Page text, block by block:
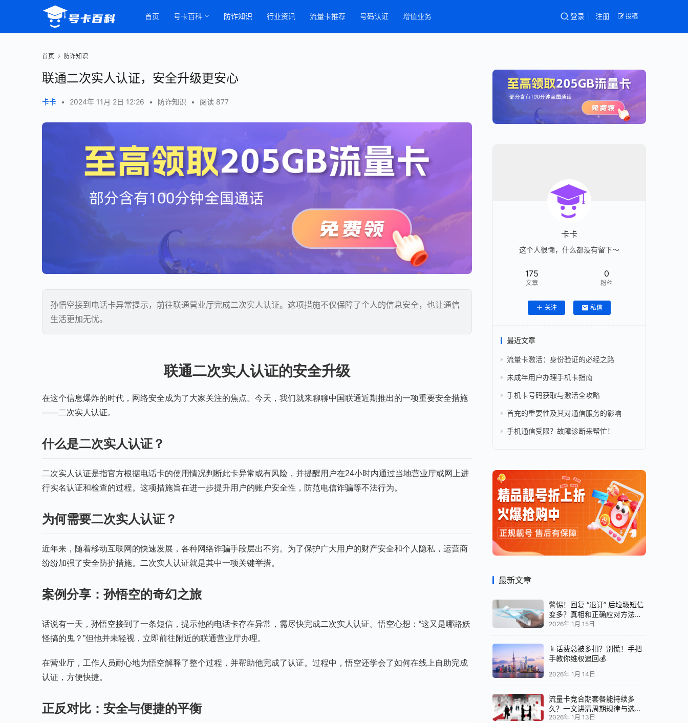
首页 号卡百科 防诈知识 行业资讯 流量卡推荐 号码认证 增值业务 登录 注册 投稿
首页 防诈知识
联通二次实人认证，安全升级更安心
卡卡 • 2024年 11月 2日 12:26 • 防诈知识 • 阅读 877
孙悟空接到电话卡异常提示，前往联通营业厅完成二次实人认证。这项措施不仅保障了个人的信息安全，也让通信
生活更加无忧。
联通二次实人认证的安全升级
在这个信息爆炸的时代，网络安全成为了大家关注的焦点。今天，我们就来聊聊中国联通近期推出的一项重要安全措施
——二次实人认证。
什么是二次实人认证？
二次实人认证是指官方根据电话卡的使用情况判断此卡异常或有风险，并提醒用户在24小时内通过当地营业厅或网上进
行实名认证和检查的过程。这项措施旨在进一步提升用户的账户安全性，防范电信诈骗等不法行为。
为何需要二次实人认证？
近年来，随着移动互联网的快速发展，各种网络诈骗手段层出不穷。为了保护广大用户的财产安全和个人隐私，运营商
纷纷加强了安全防护措施。二次实人认证就是其中一项关键举措。
案例分享：孙悟空的奇幻之旅
话说有一天，孙悟空接到了一条短信，提示他的电话卡存在异常，需尽快完成二次实人认证。悟空心想：“这又是哪路妖
怪搞的鬼？”但他并未轻视，立即前往附近的联通营业厅办理。
在营业厅，工作人员耐心地为悟空解释了整个过程，并帮助他完成了认证。过程中，悟空还学会了如何在线上自助完成
认证，方便快捷。
正反对比：安全与便捷的平衡
卡卡
这个人很懒，什么都没有留下～
175
文章
0
粉丝
关注 私信
最近文章
流量卡激活：身份验证的必经之路
未成年用户办理手机卡指南
手机卡号码获取与激活全攻略
首充的重要性及其对通信服务的影响
手机通信受限？故障诊断来帮忙！
最新文章
警惕！回复 “退订” 后垃圾短信
变多？真相和正确应对方法都
在这
2026年 1月 15日
📱话费总被多扣？别慌！手把
手教你维权追回💰
2026年 1月 14日
流量卡竞合期套餐能持续多
久？一文讲清周期规律与选卡
时机
2026年 1月 13日